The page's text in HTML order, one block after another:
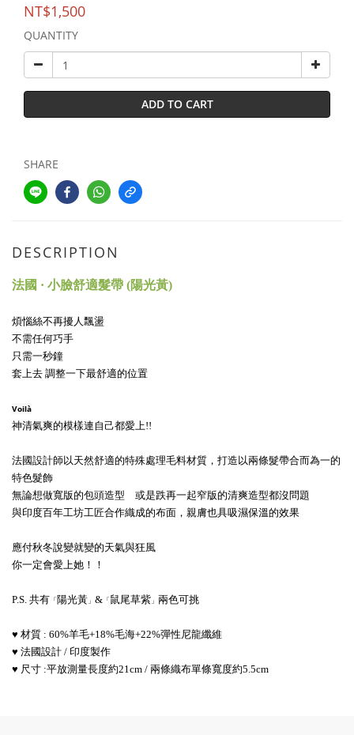
NT$1,500
QUANTITY
ADD TO CART
SHARE
DESCRIPTION
法國 · 小臉舒適髮帶 (陽光黃)
煩惱絲不再擾人飄盪
不需任何巧手
只需一秒鐘
套上去 調整一下最舒適的位置
Voilà
神清氣爽的模樣連自己都愛上!!
法國設計師以天然舒適的特殊處理毛料材質，打造以兩條髮帶合而為一的
特色髮飾
無論想做寬版的包頭造型 或是跌再一起窄版的清爽造型都沒問題
與印度百年工坊工匠合作織成的布面，親膚也具吸濕保溫的效果
應付秋冬說變就變的天氣與狂風
你一定會愛上她！！
P.S. 共有 「 陽光黃 」 & 「 鼠尾草紫 」 兩色可挑
♥ 材質 : 60%羊毛+18%毛海+22%彈性尼龍纖維
♥ 法國設計 / 印度製作
♥ 尺寸 :平放測量長度約21cm / 兩條織布單條寬度約5.5cm